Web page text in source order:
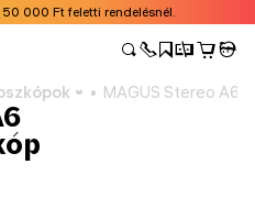
000 Ft feletti rendelésnél.
MAGUS Stereo A6